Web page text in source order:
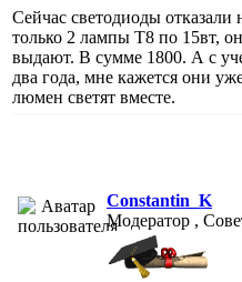
Сейчас светодиоды отказали
только 2 лампы T8 по 15вт,
выдают. В сумме 1800. А с
два года, мне кажется они
люмен светят вместе.
Constantin_K
Модератор ,